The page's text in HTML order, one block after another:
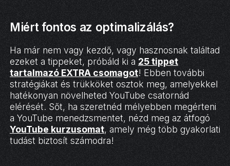
Miért fontos az optimalizálás?
Ha már nem vagy kezdő, vagy hasznosnak találtad
ezeket a tippeket, próbáld ki a 25 tippet
tartalmazó EXTRA csomagot! Ebben további
stratégiákat és trükköket osztok meg, amelyekkel
hatékonyan növelheted YouTube csatornád
elérését. Sőt, ha szeretnéd mélyebben megérteni
a YouTube menedzsmentet, nézd meg az átfogó
YouTube kurzusomat, amely még több gyakorlati
tudást biztosít számodra!